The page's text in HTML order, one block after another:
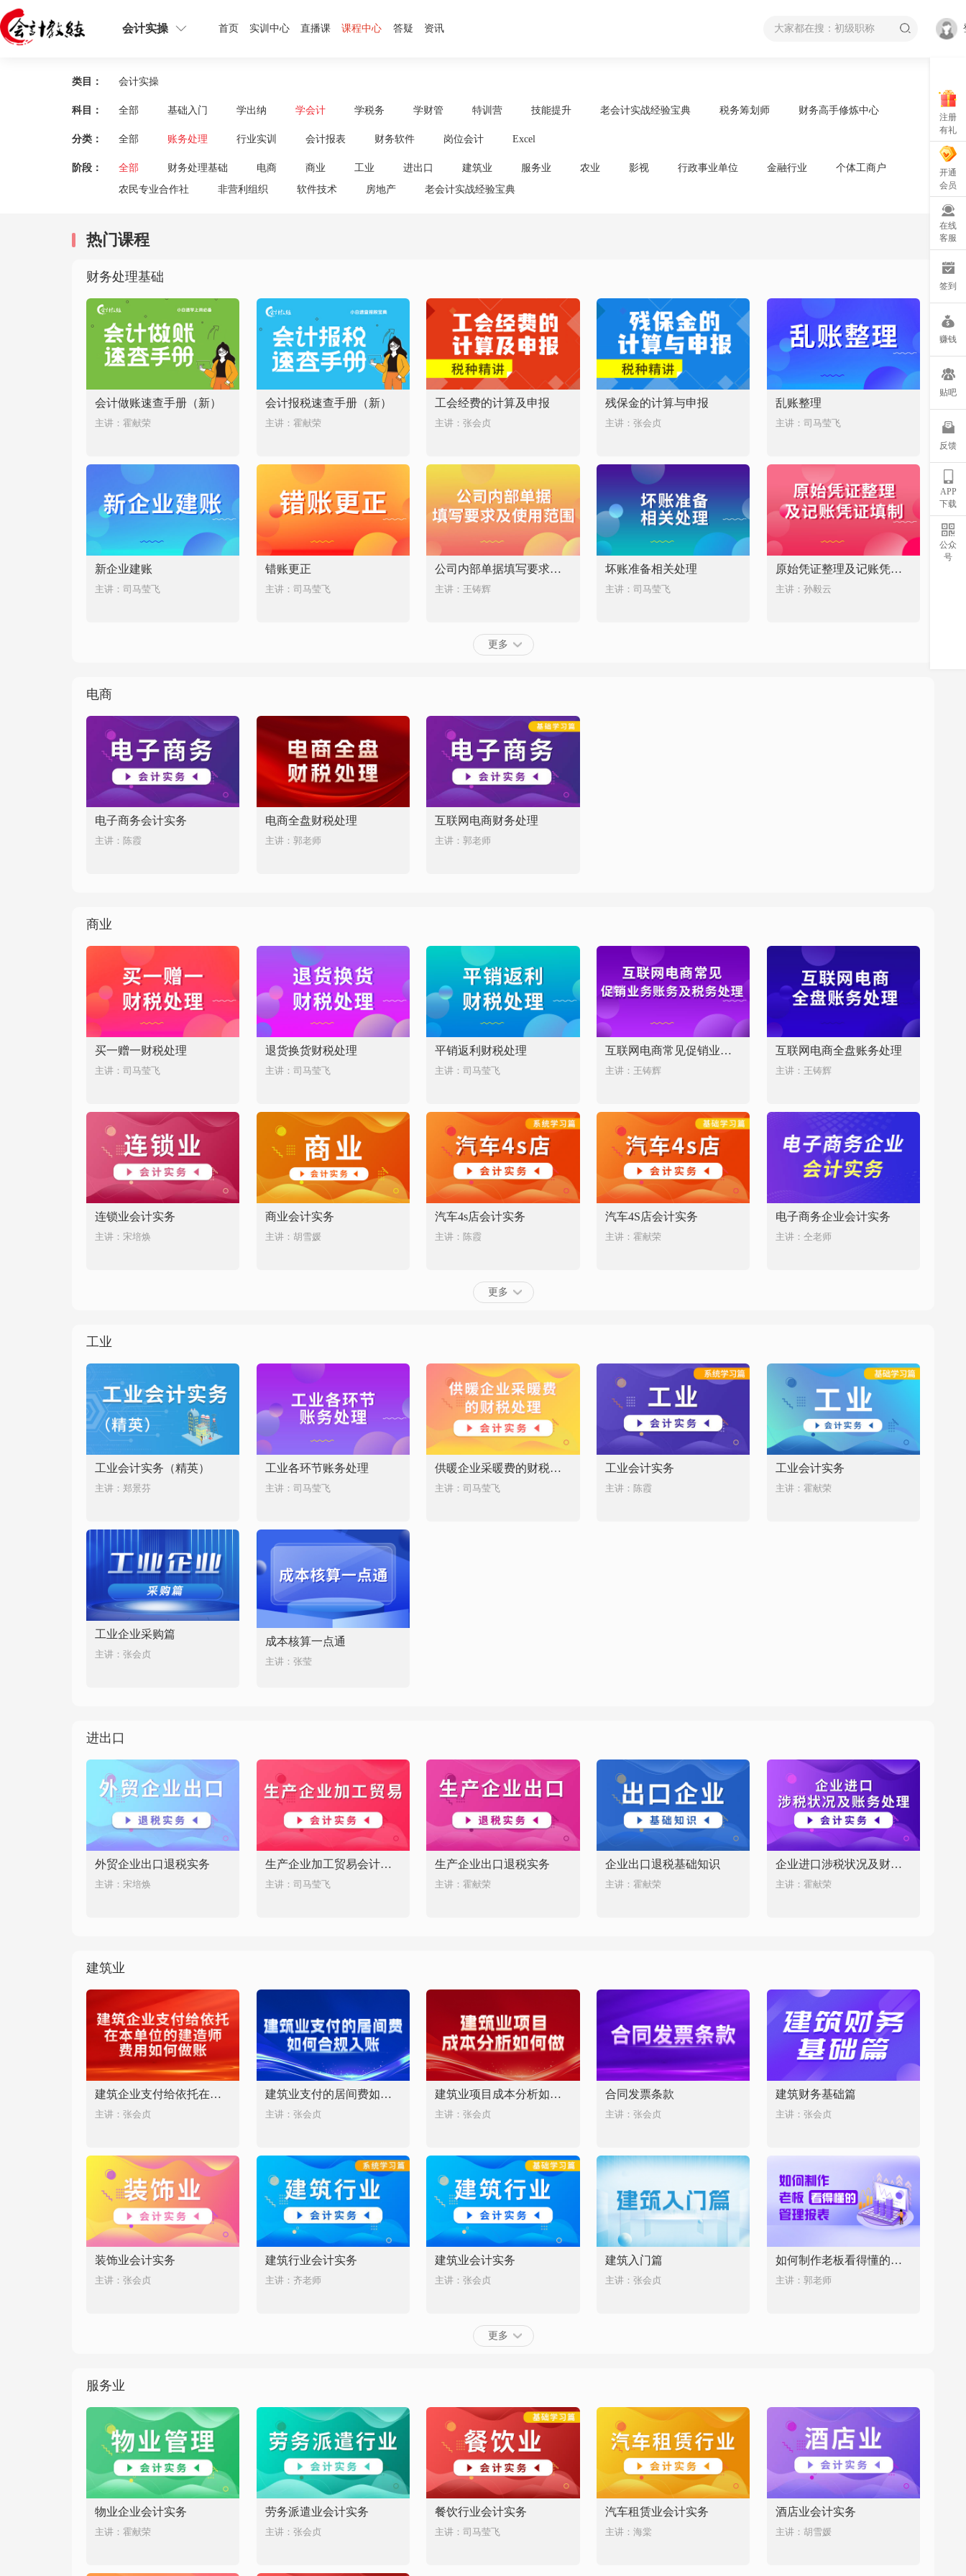
会计实操 首页 实训中心 直播课 课程中心 答疑 资讯
类目： 会计实操
科目： 全部 基础入门 学出纳 学会计 学税务 学财管 特训营 技能提升 老会计实战经验宝典 税务筹划师 财务高手修炼中心
分类： 全部 账务处理 行业实训 会计报表 财务软件 岗位会计 Excel
阶段： 全部 财务处理基础 电商 商业 工业 进出口 建筑业 服务业 农业 影视 行政事业单位 金融行业
个体工商户
农民专业合作社
非营利组织 软件技术 房地产 老会计实战经验宝典
热门课程
财务处理基础
会计做账速查手册（新）
主讲：霍献荣
会计报税速查手册（新）
主讲：霍献荣
工会经费的计算及申报
主讲：张会贞
残保金的计算与申报
主讲：张会贞
乱账整理
主讲：司马莹飞
新企业建账
主讲：司马莹飞
错账更正
主讲：司马莹飞
公司内部单据填写要求及使用范围
主讲：王铸辉
坏账准备相关处理
主讲：司马莹飞
原始凭证整理及记账凭证填制
主讲：孙毅云
更多
电商
电子商务会计实务
主讲：陈霞
电商全盘财税处理
主讲：郭老师
互联网电商财务处理
主讲：郭老师
商业
买一赠一财税处理
主讲：司马莹飞
退货换货财税处理
主讲：司马莹飞
平销返利财税处理
主讲：司马莹飞
互联网电商常见促销业务账务及税务处理
主讲：王铸辉
互联网电商全盘账务处理
主讲：王铸辉
连锁业会计实务
主讲：宋培焕
商业会计实务
主讲：胡雪媛
汽车4s店会计实务
主讲：陈霞
汽车4S店会计实务
主讲：霍献荣
电子商务企业会计实务
主讲：仝老师
更多
工业
工业会计实务（精英）
主讲：郑景芬
工业各环节账务处理
主讲：司马莹飞
供暖企业采暖费的财税处理
主讲：司马莹飞
工业会计实务
主讲：陈霞
工业会计实务
主讲：霍献荣
工业企业采购篇
主讲：张会贞
成本核算一点通
主讲：张莹
进出口
外贸企业出口退税实务
主讲：宋培焕
生产企业加工贸易会计实务
主讲：司马莹飞
生产企业出口退税实务
主讲：霍献荣
企业出口退税基础知识
主讲：霍献荣
企业进口涉税状况及财务处理
主讲：霍献荣
建筑业
建筑企业支付给依托在本单位的建造师费用如何做账
主讲：张会贞
建筑业支付的居间费如何合规入账
主讲：张会贞
建筑业项目成本分析如何做
主讲：张会贞
合同发票条款
主讲：张会贞
建筑财务基础篇
主讲：张会贞
装饰业会计实务
主讲：张会贞
建筑行业会计实务
主讲：齐老师
建筑业会计实务
主讲：张会贞
建筑入门篇
主讲：张会贞
如何制作老板看得懂的管理报表
主讲：郭老师
更多
服务业
物业企业会计实务
主讲：霍献荣
劳务派遣业会计实务
主讲：张会贞
餐饮行业会计实务
主讲：司马莹飞
汽车租赁业会计实务
主讲：海棠
酒店业会计实务
主讲：胡雪媛
注册
有礼
开通
会员
在线
客服
签到
赚钱
贴吧
反馈
APP
下载
公众
号